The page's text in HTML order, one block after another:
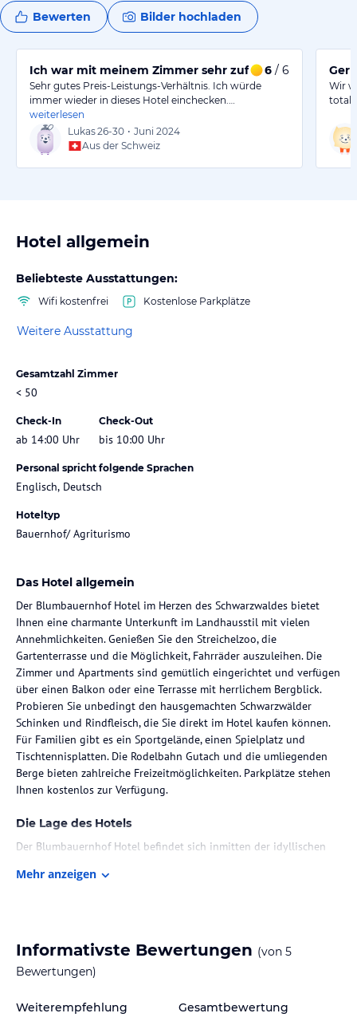
Bewerten Bilder hochladen
Ich war mit meinem Zimmer sehr zufrieden und
6 / 6
Sehr gutes Preis-Leistungs-Verhältnis. Ich würde
immer wieder in dieses Hotel einchecken.…
weiterlesen
Lukas26-30 • Juni 2024
Aus der Schweiz
Wir
total
Hotel allgemein
Beliebteste Ausstattungen:
Wifi kostenfrei Kostenlose Parkplätze
Weitere Ausstattung
Gesamtzahl Zimmer
< 50
Check-In
ab 14:00 Uhr
Check-Out
bis 10:00 Uhr
Personal spricht folgende Sprachen
Englisch, Deutsch
Hoteltyp
Bauernhof/ Agriturismo
Das Hotel allgemein
Der Blumbauernhof Hotel im Herzen des Schwarzwaldes bietet
Ihnen eine charmante Unterkunft im Landhausstil mit vielen
Annehmlichkeiten. Genießen Sie den Streichelzoo, die
Gartenterrasse und die Möglichkeit, Fahrräder auszuleihen. Die
Zimmer und Apartments sind gemütlich eingerichtet und verfügen
über einen Balkon oder eine Terrasse mit herrlichem Bergblick.
Probieren Sie unbedingt den hausgemachten Schwarzwälder
Schinken und Rindfleisch, die Sie direkt im Hotel kaufen können.
Für Familien gibt es ein Sportgelände, einen Spielplatz und
Tischtennisplatten. Die Rodelbahn Gutach und die umliegenden
Berge bieten zahlreiche Freizeitmöglichkeiten. Parkplätze stehen
Ihnen kostenlos zur Verfügung.
Die Lage des Hotels
Der Blumbauernhof Hotel befindet sich inmitten der idyllischen
Naturliebhaber und Wanderfreunde. Die Gutach Rodelbahn ist nur
Region und genießen Sie die Ruhe und die frische Luft des
Schwarzwaldes.
Mehr anzeigen
Informativste Bewertungen (von 5
Bewertungen)
Weiterempfehlung Gesamtbewertung